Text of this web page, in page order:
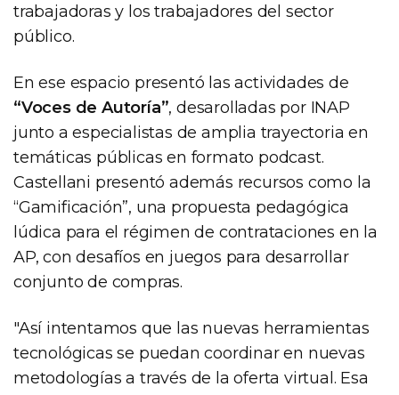
trabajadoras y los trabajadores del sector
público.
En ese espacio presentó las actividades de
“Voces de Autoría”, desarolladas por INAP
junto a especialistas de amplia trayectoria en
temáticas públicas en formato podcast.
Castellani presentó además recursos como la
“Gamificación”, una propuesta pedagógica
lúdica para el régimen de contrataciones en la
AP, con desafíos en juegos para desarrollar
conjunto de compras.
"Así intentamos que las nuevas herramientas
tecnológicas se puedan coordinar en nuevas
metodologías a través de la oferta virtual. Esa